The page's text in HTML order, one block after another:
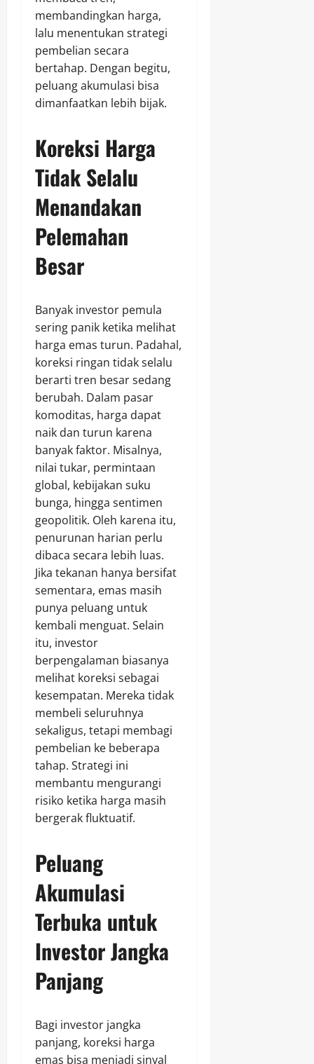
membandingkan harga,
lalu menentukan strategi
pembelian secara
bertahap. Dengan begitu,
peluang akumulasi bisa
dimanfaatkan lebih bijak.
Koreksi Harga
Tidak Selalu
Menandakan
Pelemahan
Besar
Banyak investor pemula
sering panik ketika melihat
harga emas turun. Padahal,
koreksi ringan tidak selalu
berarti tren besar sedang
berubah. Dalam pasar
komoditas, harga dapat
naik dan turun karena
banyak faktor. Misalnya,
nilai tukar, permintaan
global, kebijakan suku
bunga, hingga sentimen
geopolitik. Oleh karena itu,
penurunan harian perlu
dibaca secara lebih luas.
Jika tekanan hanya bersifat
sementara, emas masih
punya peluang untuk
kembali menguat. Selain
itu, investor
berpengalaman biasanya
melihat koreksi sebagai
kesempatan. Mereka tidak
membeli seluruhnya
sekaligus, tetapi membagi
pembelian ke beberapa
tahap. Strategi ini
membantu mengurangi
risiko ketika harga masih
bergerak fluktuatif.
Peluang
Akumulasi
Terbuka untuk
Investor Jangka
Panjang
Bagi investor jangka
panjang, koreksi harga
emas bisa menjadi sinyal